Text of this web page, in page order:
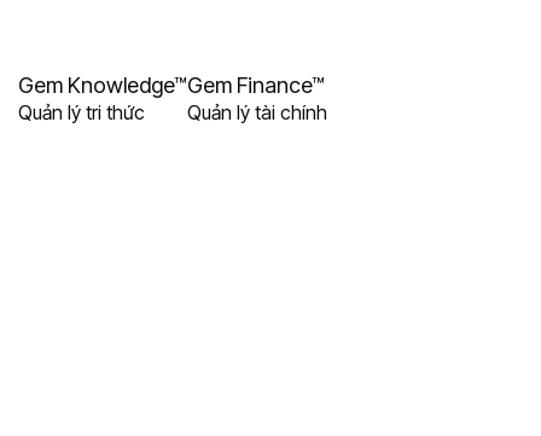
Gem Knowledge™
Quản lý tri thức
Gem Finance™
Quản lý tài chính